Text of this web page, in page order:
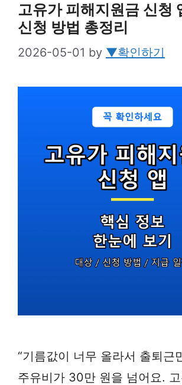
고유가 피해지원금 신청
신청 방법 총정리
2026-05-01 by ▼확인하기
“기름값이 너무 올라서 출퇴근
주유비가 30만 원을 넘어요.